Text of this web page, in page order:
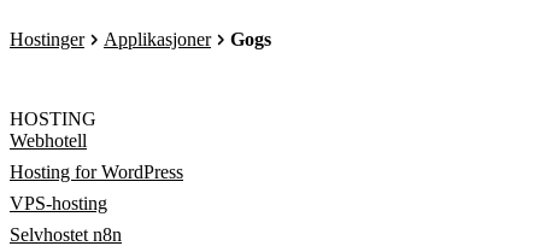
Hostinger Applikasjoner Gogs
HOSTING
Webhotell
Hosting for WordPress
VPS-hosting
Selvhostet n8n